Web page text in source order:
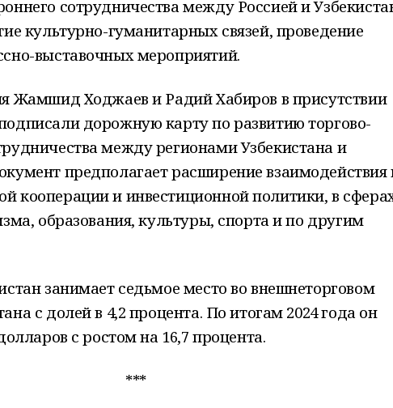
сотрудничества между Россией и
культурно-гуманитарных связей, проведение
выставочных мероприятий.
Жамшид Ходжаев и Радий Хабиров в присутствии
дорожную карту по развитию торгово-
между регионами Узбекистана и
предполагает расширение взаимодействия
кооперации и инвестиционной политики, в
образования, культуры, спорта и по другим
занимает седьмое место во внешнеторговом
с долей в 4,2 процента. По итогам 2024 года он
с ростом на 16,7 процента.
***